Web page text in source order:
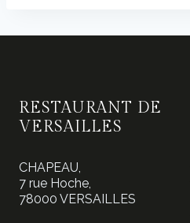
RESTAURANT DE
VERSAILLES
CHAPEAU,
7 rue Hoche,
78000 VERSAILLES